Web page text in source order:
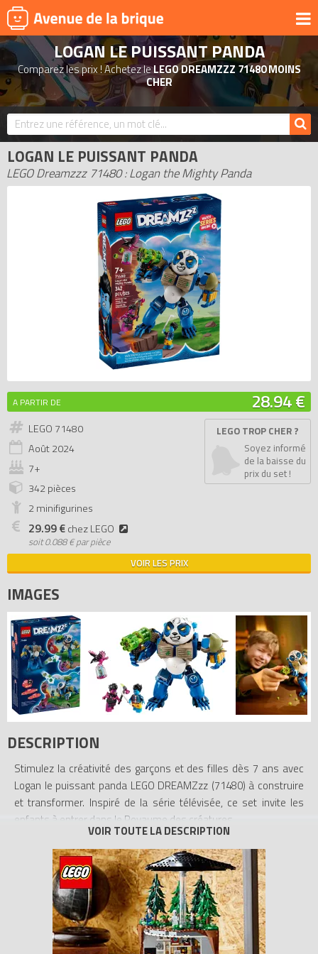
UNIVERS
PRODUITS DÉRIVÉS
NOUVEAUTÉS
LEGO 2026
BONS PLANS
ACTUALITÉS
ASSOCIATIONS DE FANS
EXPOSITIONS LEGO
LEGO LES PLUS CHERS
DERNIERS LEGO AJOUTÉS
LOGAN LE PUISSANT PANDA
Comparez les prix ! Achetez leLEGO DREAMZZZ 71480 MOINS
CHER
LOGAN LE PUISSANT PANDA
LEGO Dreamzzz 71480 : Logan the Mighty Panda
A PARTIR DE 28.94 €
LEGO 71480
Août2024
7+
342 pièces
2 minifigurines
29.99 €chez LEGO
soit0.088 € par pièce
LEGO TROP CHER ?
Soyez informé
de la baisse du
prix du set !
VOIR LES PRIX
IMAGES
DESCRIPTION
Stimulez la créativité des garçons et des filles dès 7 ans avec
Logan le puissant panda LEGO DREAMZzz (71480) à construire
et transformer. Inspiré de la série télévisée, ce set invite les
enfants à entrer dans le Royaume des créatures.
de Logan : les enfants doivent l’aider à le récupérer en
construisant un puissant panda LEGO ! Les jeunes rêveurs
construisent la figurine mobile de l’animal qui porte une armure
en bambou, puis laissent libre cours à leur imagination en la
transformant en machine panda avec un fusil à 6 tenons ou en
guerrier panda muni d’une crosse de hockey et d’un bouclier.